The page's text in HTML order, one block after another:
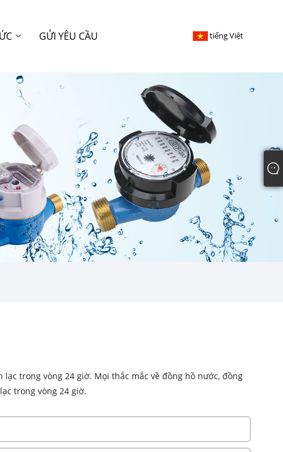
GỬI YÊU CẦU tiếng Việt
trong vòng 24 giờ. Mọi thắc mắc về đồng hồ nước, đồng
trong vòng 24 giờ.